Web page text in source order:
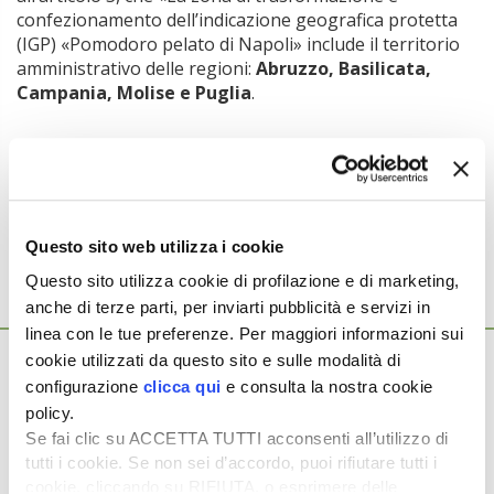
Questo sito web utilizza i cookie
Questo sito utilizza cookie di profilazione e di marketing,
anche di terze parti, per inviarti pubblicità e servizi in
linea con le tue preferenze. Per maggiori informazioni sui
cookie utilizzati da questo sito e sulle modalità di
configurazione clicca qui e consulta la nostra cookie
policy.
Se fai clic su ACCETTA TUTTI acconsenti all’utilizzo di
tutti i cookie. Se non sei d’accordo, puoi rifiutare tutti i
confezionamento dell’indicazione geografica protetta
(IGP) «Pomodoro pelato di Napoli» include il territorio
amministrativo delle regioni: Abruzzo, Basilicata,
Campania, Molise e Puglia.
POMODORO DA INDUSTRIA
Ti potrebbero interessare anche...
29 Aprile 2026
Pomodoro Cuore di bue, produzione e
qualità a confronto
Pomodoro Cuore di Bue mercato qualità Il pomodoro Cuore
di Bue rappresenta una delle tipologie più apprezzate nel